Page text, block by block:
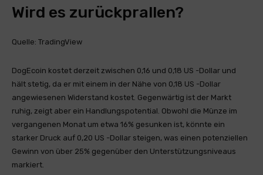
Wird es zurückprallen?
Quelle: TradingView
DogEcoin kostet derzeit zwischen 0,16 und 0,18 US -Dollar und
hält stetig, da er mit einem in der Nähe von 0,18 US -Dollar
angewiesenen Widerstand kostet. Gegenwärtig ist der Markt
ruhig, zeigt aber ein Handlungspotential. Obwohl die Münze im
vergangenen Monat um etwa 16% gesunken ist, könnte ein
starker Druck auf 0,20 US -Dollar steigen, was einen potenziellen
Gewinn von über 25% gegenüber den Unterstützungsniveaus
markiert.